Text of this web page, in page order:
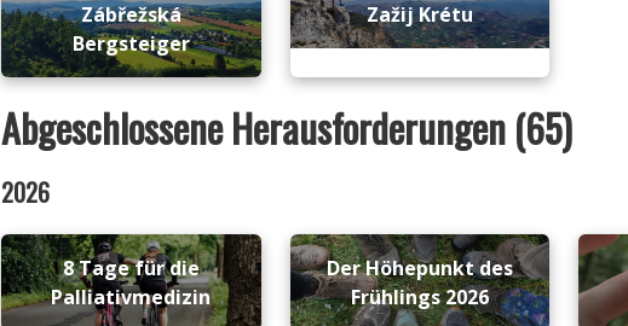
Zábřežská
Bergsteiger
Zažij Krétu
Abgeschlossene Herausforderungen (65)
2026
8 Tage für die
Palliativmedizin
Der Höhepunkt des
Frühlings 2026